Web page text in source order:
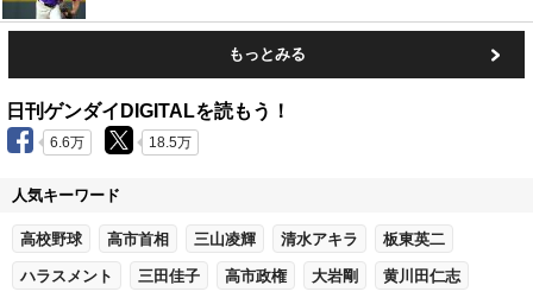
もっとみる
日刊ゲンダイDIGITALを読もう！
6.6万 18.5万
人気キーワード
高校野球 高市首相 三山凌輝 清水アキラ 板東英二
ハラスメント 三田佳子 高市政権 大岩剛 黄川田仁志